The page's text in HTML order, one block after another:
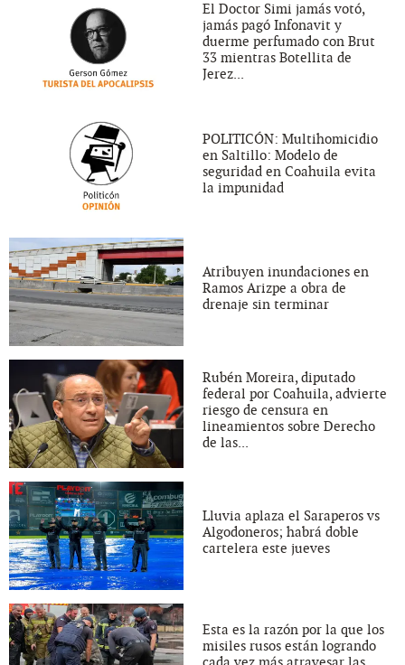
El Doctor Simi jamás votó,
jamás pagó Infonavit y
duerme perfumado con Brut
33 mientras Botellita de
Jerez...
POLITICÓN: Multihomicidio
en Saltillo: Modelo de
seguridad en Coahuila evita
la impunidad
Atribuyen inundaciones en
Ramos Arizpe a obra de
drenaje sin terminar
Rubén Moreira, diputado
federal por Coahuila, advierte
riesgo de censura en
lineamientos sobre Derecho
de las...
Lluvia aplaza el Saraperos vs
Algodoneros; habrá doble
cartelera este jueves
Esta es la razón por la que los
misiles rusos están logrando